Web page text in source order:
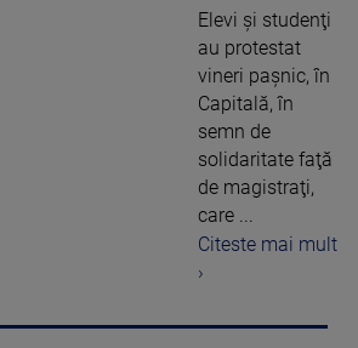
Elevi şi studenţi
au protestat
vineri paşnic, în
Capitală, în
semn de
solidaritate faţă
de magistraţi,
care ...
Citeste mai mult
›